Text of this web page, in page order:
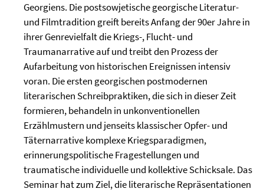
Georgiens. Die postsowjetische georgische Literatur-
und Filmtradition greift bereits Anfang der 90er Jahre in
ihrer Genrevielfalt die Kriegs-, Flucht- und
Traumanarrative auf und treibt den Prozess der
Aufarbeitung von historischen Ereignissen intensiv
voran. Die ersten georgischen postmodernen
literarischen Schreibpraktiken, die sich in dieser Zeit
formieren, behandeln in unkonventionellen
Erzählmustern und jenseits klassischer Opfer- und
Täternarrative komplexe Kriegsparadigmen,
erinnerungspolitische Fragestellungen und
traumatische individuelle und kollektive Schicksale. Das
Seminar hat zum Ziel, die literarische Repräsentationen